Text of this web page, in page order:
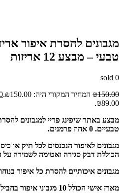
טבעי – מבצע 12 אריזות
0
sold
₪150.00 המחיר המקורי היה: ₪150.00.
₪89.00.
טבעיים. 0 אחוז פרמנים.
מגבונים לאיפור הנכנסים לכל תיק או
הכוללת דבק סגירה ואטימה לשמירה על
מגבונים איכותיים להסרת כל איפור
מארז אישי הכולל 10 מגבוני איפור בחבילה אחת.